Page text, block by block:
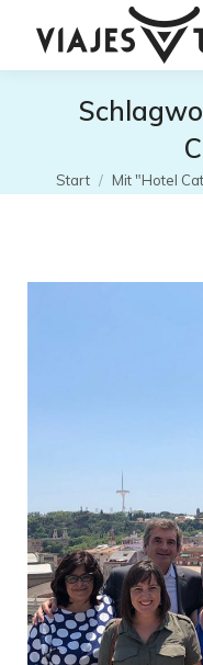
Sie befinden sich
Start Mit "Hotel